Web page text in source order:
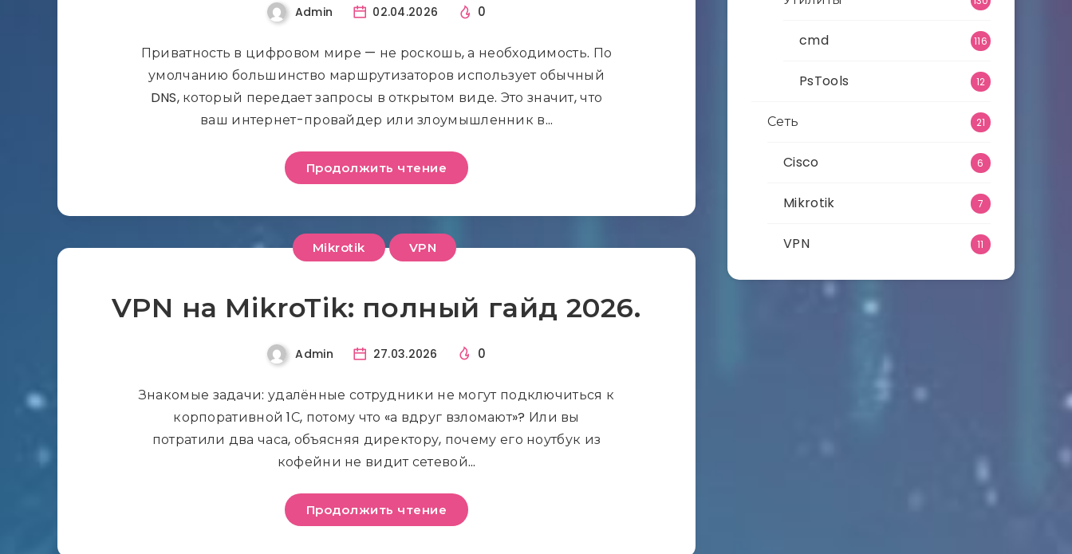
Admin 02.04.2026 0
Приватность в цифровом мире — не роскошь, а необходимость. По
умолчанию большинство маршрутизаторов использует обычный
DNS, который передает запросы в открытом виде. Это значит, что
ваш интернет-провайдер или злоумышленник в…
Продолжить чтение
Mikrotik VPN
VPN на MikroTik: полный гайд 2026.
Admin 27.03.2026 0
Знакомые задачи: удалённые сотрудники не могут подключиться к
корпоративной 1С, потому что «а вдруг взломают»? Или вы
потратили два часа, объясняя директору, почему его ноутбук из
кофейни не видит сетевой…
Продолжить чтение
cmd 116
PsTools 12
Сеть 21
Cisco 6
Mikrotik 7
VPN 11